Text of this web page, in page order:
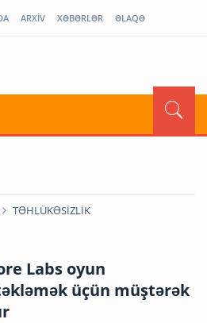
ARXİV XƏBƏRLƏR ƏLAQƏ
TƏHLÜKƏSİZLİK
Labs oyun
üçün müştərək